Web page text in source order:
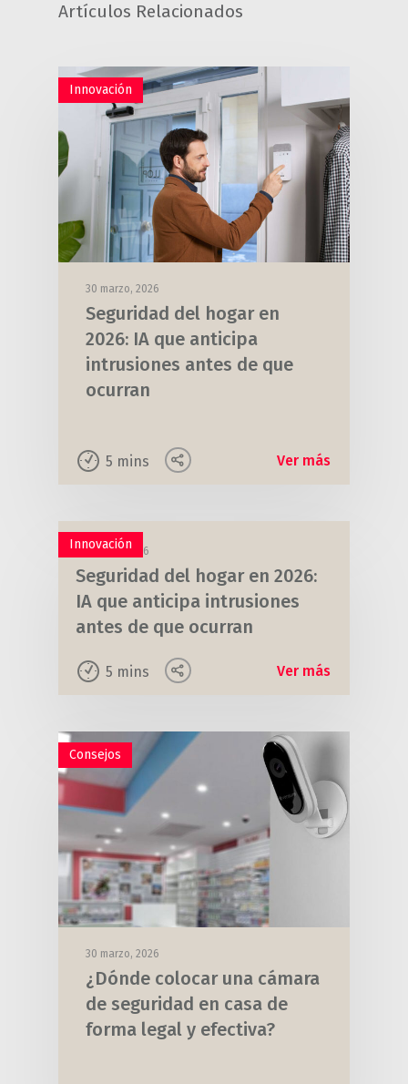
Artículos Relacionados
Innovación
30 marzo, 2026
Seguridad del hogar en
2026: IA que anticipa
intrusiones antes de que
ocurran
5 mins Ver más
Innovación
30 marzo, 2026
Seguridad del hogar en 2026:
IA que anticipa intrusiones
antes de que ocurran
5 mins Ver más
Consejos
30 marzo, 2026
¿Dónde colocar una cámara
de seguridad en casa de
forma legal y efectiva?